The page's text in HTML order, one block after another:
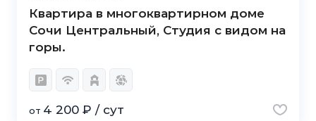
Квартира в многоквартирном доме
Сочи Центральный, Студия с видом на
горы.
от 4 200 ₽ / сут